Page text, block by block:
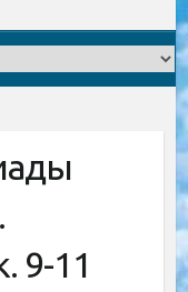
9-11